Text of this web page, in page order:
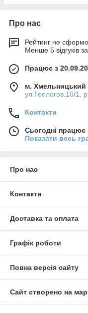
Про нас
Рейтинг не
Менше 5 відгуків
Працює з
м. Хмельницький
ул.Геологов,10/1,
Контакти
Сьогодні працює
Показати весь
Про нас
Контакти
Доставка та оплата
Графік роботи
Повна версія сайту
Сайт створено на